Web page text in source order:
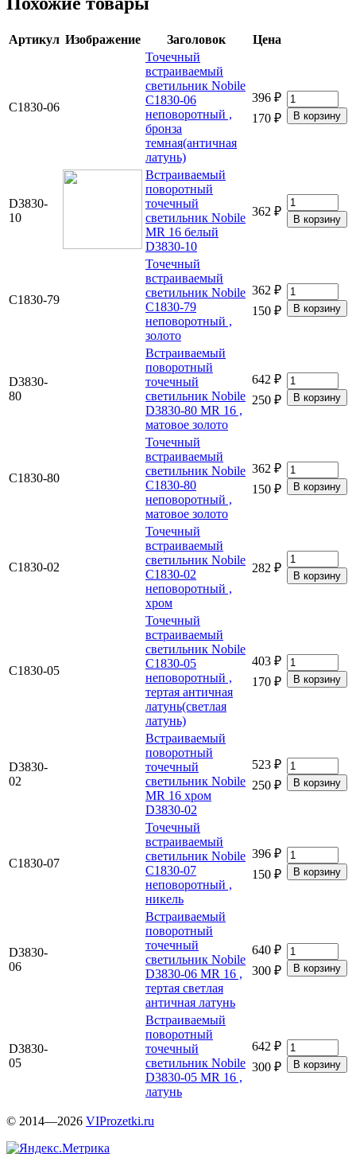
Артикул Изображение Заголовок Цена
C1830-06
Точечный
встраиваемый
светильник Nobile
C1830-06
неповоротный ,
бронза
темная(античная
латунь)
396 ₽
170 ₽
D3830-
10
Встраиваемый
поворотный
точечный
светильник Nobile
MR 16 белый
D3830-10
362 ₽
C1830-79
Точечный
встраиваемый
светильник Nobile
C1830-79
неповоротный ,
золото
362 ₽
150 ₽
D3830-
80
Встраиваемый
поворотный
точечный
светильник Nobile
D3830-80 MR 16 ,
матовое золото
642 ₽
250 ₽
C1830-80
Точечный
встраиваемый
светильник Nobile
C1830-80
неповоротный ,
матовое золото
362 ₽
150 ₽
C1830-02
Точечный
встраиваемый
светильник Nobile
C1830-02
неповоротный ,
хром
282 ₽
C1830-05
Точечный
встраиваемый
светильник Nobile
C1830-05
неповоротный ,
тертая античная
латунь(светлая
латунь)
403 ₽
170 ₽
D3830-
02
Встраиваемый
поворотный
точечный
светильник Nobile
MR 16 хром
D3830-02
523 ₽
250 ₽
C1830-07
Точечный
встраиваемый
светильник Nobile
C1830-07
неповоротный ,
никель
396 ₽
150 ₽
D3830-
06
Встраиваемый
поворотный
точечный
светильник Nobile
D3830-06 MR 16 ,
тертая светлая
античная латунь
640 ₽
300 ₽
D3830-
05
Встраиваемый
поворотный
точечный
светильник Nobile
D3830-05 MR 16 ,
латунь
642 ₽
300 ₽
© 2014—2026 VIProzetki.ru